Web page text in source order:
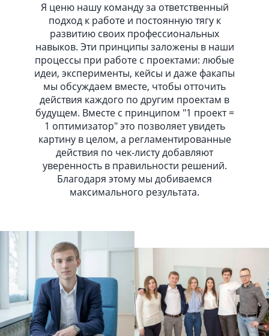
Я ценю нашу команду за ответственный
подход к работе и постоянную тягу к
развитию своих профессиональных
навыков. Эти принципы заложены в наши
процессы при работе с проектами: любые
идеи, эксперименты, кейсы и даже факапы
мы обсуждаем вместе, чтобы отточить
действия каждого по другим проектам в
будущем. Вместе с принципом "1 проект =
1 оптимизатор" это позволяет увидеть
картину в целом, а регламентированные
действия по чек-листу добавляют
уверенность в правильности решений.
Благодаря этому мы добиваемся
максимального результата.